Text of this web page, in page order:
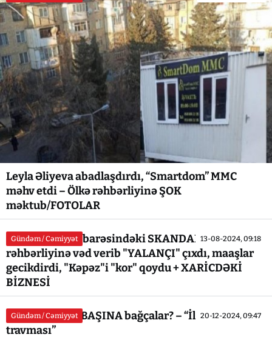
Leyla Əliyeva abadlaşdırdı, “Smartdom” MMC
məhv etdi – Ölkə rəhbərliyinə ŞOK
məktub/FOTOLAR
Gündəm / Cəmiyyət 13-08-2024, 09:18
Xanlar Fətiyev barəsindəki SKANDALLAR: Dövlət
rəhbərliyinə vəd verib "YALANÇI" çıxdı, maaşlar
gecikdirdi, "Kəpəz"i "kor" qoydu + XARİCDƏKİ
BİZNESİ
Gündəm / Cəmiyyət 20-12-2024, 09:47
Özəl, yoxsa ÖZBAŞINA bağçalar? – “İlk müəllim
travması”